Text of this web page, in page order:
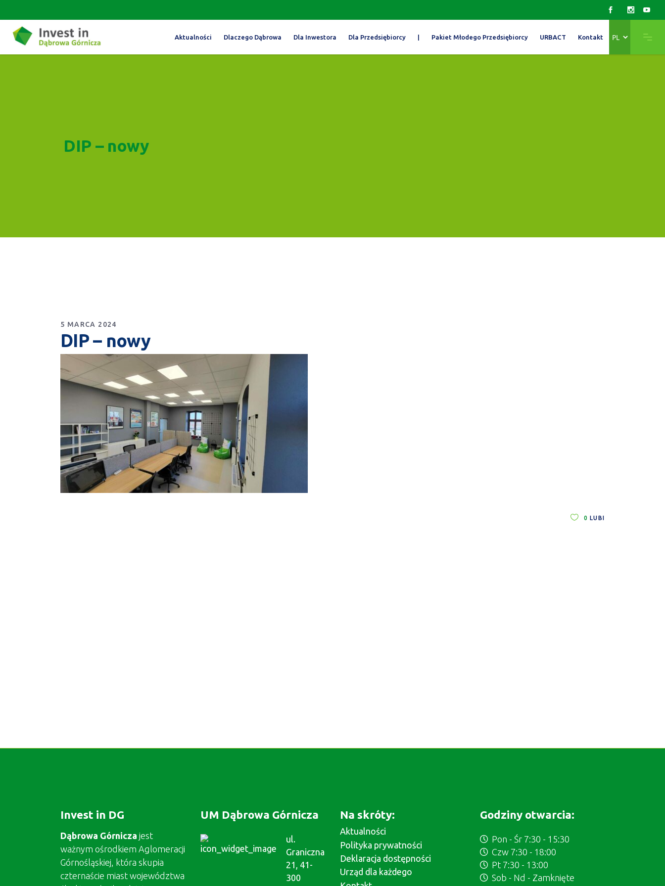
Aktualności Dlaczego Dąbrowa Dla Inwestora Dla Przedsiębiorcy | Pakiet Młodego Przedsiębiorcy URBACT Kontakt
język
DIP – nowy
5 MARCA 2024
DIP – nowy
0 LUBI
Invest in DG
Dąbrowa Górnicza jest
ważnym ośrodkiem Aglomeracji
Górnośląskiej, która skupia
czternaście miast województwa
UM Dąbrowa Górnicza
ul.
Graniczna
21, 41-
300
Na skróty:
Aktualności
Polityka prywatności
Deklaracja dostępności
Urząd dla każdego
Godziny otwarcia:
Pon - Śr 7:30 - 15:30
Czw 7:30 - 18:00
Pt 7:30 - 13:00
Sob - Nd - Zamknięte